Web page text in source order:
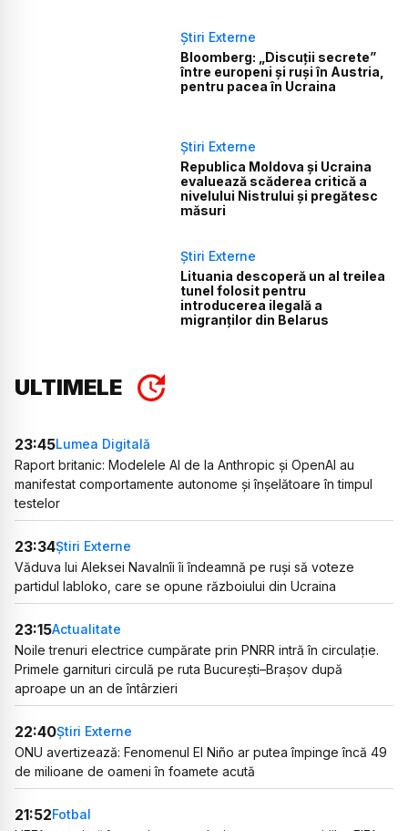
Știri Externe
Bloomberg: „Discuții secrete”
între europeni și ruși în Austria,
pentru pacea în Ucraina
Știri Externe
Republica Moldova și Ucraina
evaluează scăderea critică a
nivelului Nistrului și pregătesc
măsuri
Știri Externe
Lituania descoperă un al treilea
tunel folosit pentru
introducerea ilegală a
migranților din Belarus
ULTIMELE
23:45Lumea Digitală
Raport britanic: Modelele AI de la Anthropic și OpenAI au
manifestat comportamente autonome și înșelătoare în timpul
testelor
23:34Știri Externe
Văduva lui Aleksei Navalnîi îi îndeamnă pe ruși să voteze
partidul Iabloko, care se opune războiului din Ucraina
23:15Actualitate
Noile trenuri electrice cumpărate prin PNRR intră în circulație.
Primele garnituri circulă pe ruta București–Brașov după
aproape un an de întârzieri
22:40Știri Externe
ONU avertizează: Fenomenul El Niño ar putea împinge încă 49
de milioane de oameni în foamete acută
21:52Fotbal